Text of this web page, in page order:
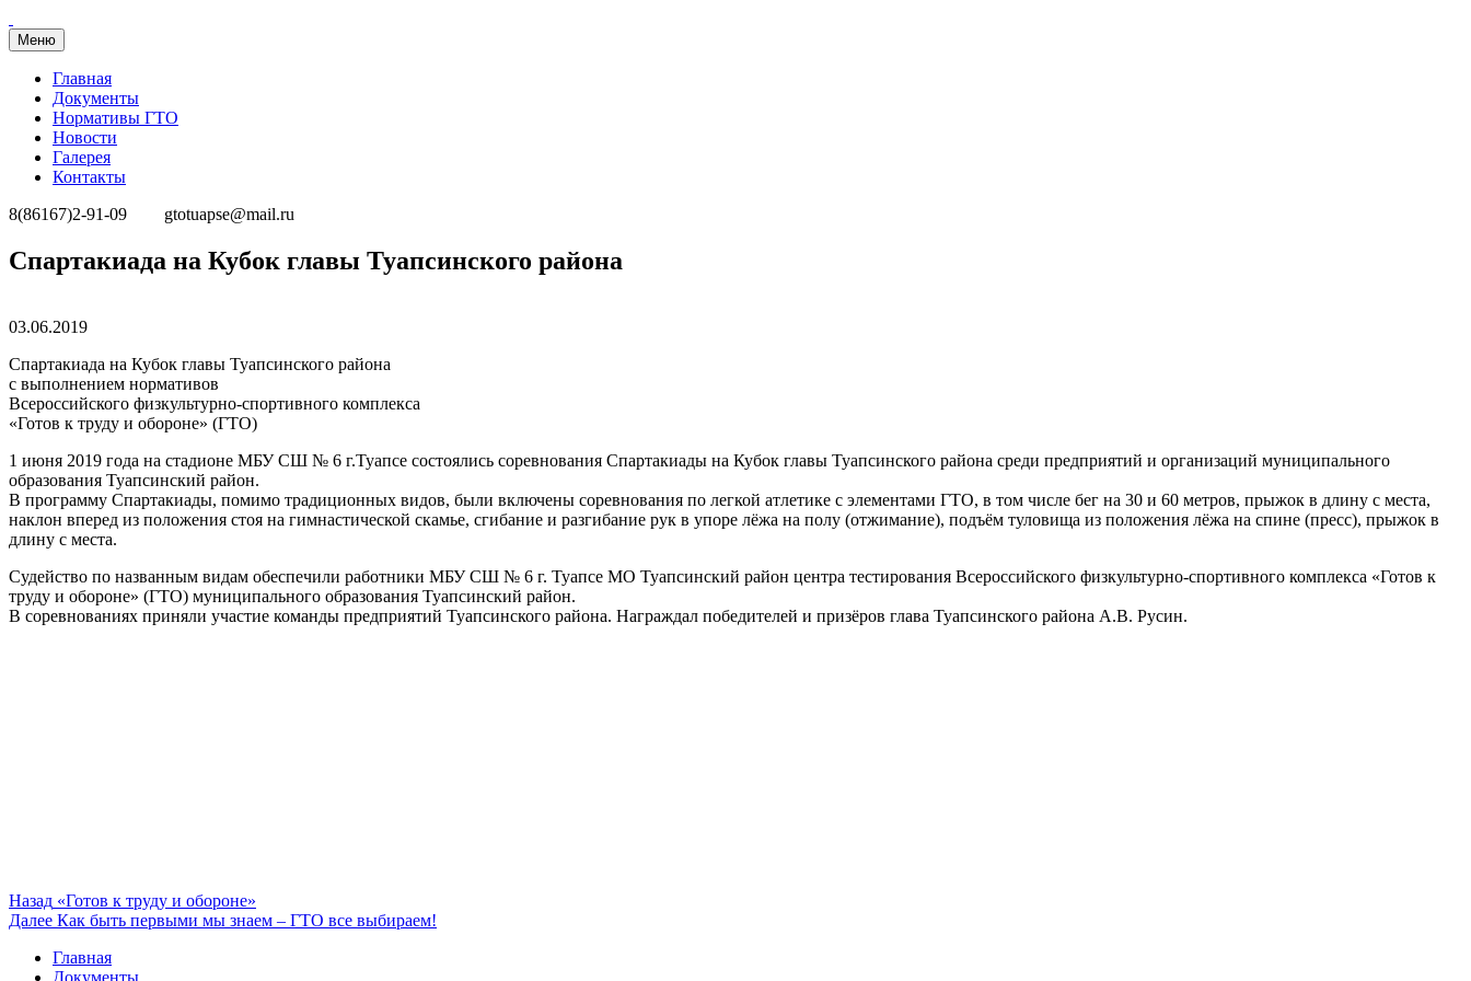
Меню
Главная
Документы
Нормативы ГТО
Новости
Галерея
Контакты
8(86167)2-91-09
gtotuapse@mail.ru
Перейти
к
Спартакиада на Кубок главы Туапсинского района
Опубликовано
03.06.2019
Спартакиада на Кубок главы Туапсинского района
с выполнением нормативов
Всероссийского физкультурно-спортивного комплекса
«Готов к труду и обороне» (ГТО)
1 июня 2019 года на стадионе МБУ СШ № 6 г.Туапсе состоялись соревнования Спартакиады на Кубок главы Туапсинского района среди предприятий и организаций муниципального
образования Туапсинский район.
В программу Спартакиады, помимо традиционных видов, были включены соревнования по легкой атлетике с элементами ГТО, в том числе бег на 30 и 60 метров, прыжок в длину с места,
наклон вперед из положения стоя на гимнастической скамье, сгибание и разгибание рук в упоре лёжа на полу (отжимание), подъём туловища из положения лёжа на спине (пресс), прыжок в
длину с места.
Судейство по названным видам обеспечили работники МБУ СШ № 6 г. Туапсе МО Туапсинский район центра тестирования Всероссийского физкультурно-спортивного комплекса «Готов к
труду и обороне» (ГТО) муниципального образования Туапсинский район.
В соревнованиях приняли участие команды предприятий Туапсинского района. Награждал победителей и призёров глава Туапсинского района А.В. Русин.
Навигация
по
записям
Назад Предыдущая
запись:
«Готов к труду и обороне»
Далее Следующая
Как быть первыми мы знаем – ГТО все выбираем!
Главная
Документы